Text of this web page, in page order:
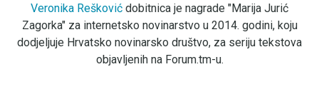
Veronika Rešković dobitnica je nagrade "Marija Jurić
Zagorka" za internetsko novinarstvo u 2014. godini, koju
dodjeljuje Hrvatsko novinarsko društvo, za seriju tekstova
objavljenih na Forum.tm-u.